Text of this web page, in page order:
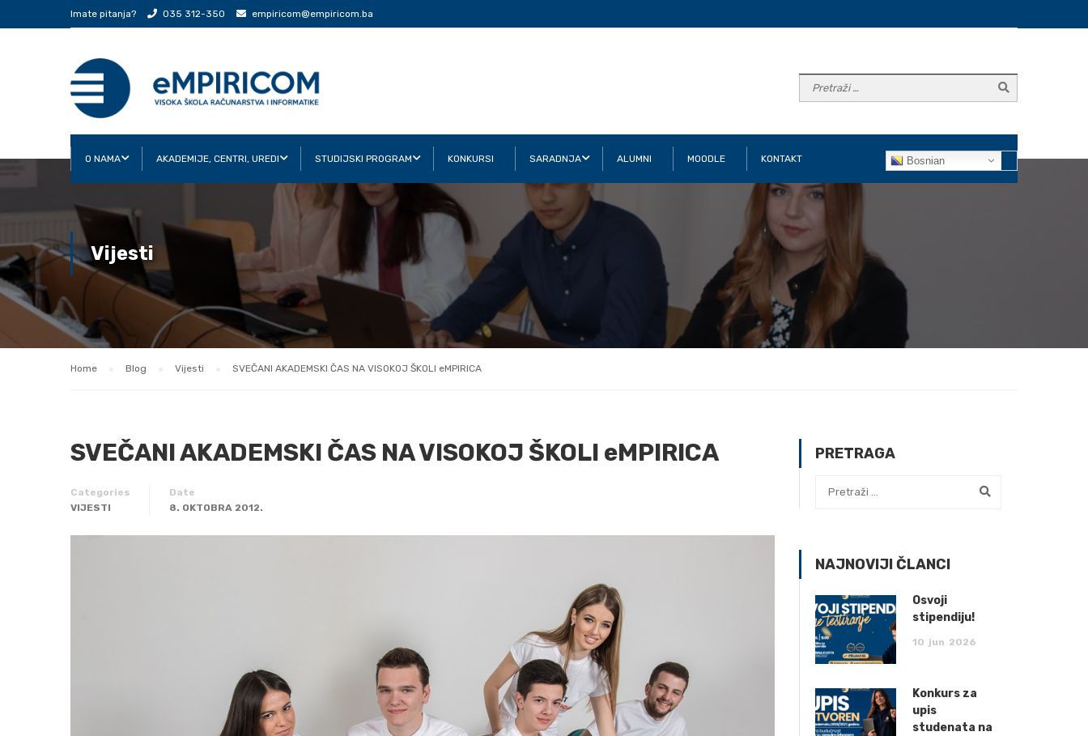
Imate pitanja? 035 312-350 empiricom@empiricom.ba
O NAMA AKADEMIJE, CENTRI, UREDI STUDIJSKI PROGRAM KONKURSI SARADNJA ALUMNI MOODLE KONTAKT Bosnian
Vijesti
Home Blog Vijesti SVEČANI AKADEMSKI ČAS NA VISOKOJ ŠKOLI eMPIRICA
SVEČANI AKADEMSKI ČAS NA VISOKOJ ŠKOLI eMPIRICA
Categories
VIJESTI
Date
8. OKTOBRA 2012.
PRETRAGA
NAJNOVIJI ČLANCI
Osvoji
stipendiju!
10 jun 2026
Konkurs za
upis
studenata na